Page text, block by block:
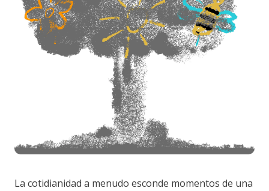
La cotidianidad a menudo esconde momentos de una